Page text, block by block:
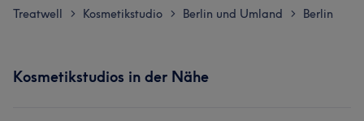
Treatwell > Kosmetikstudio > Berlin und Umland > Berlin
Kosmetikstudios in der Nähe